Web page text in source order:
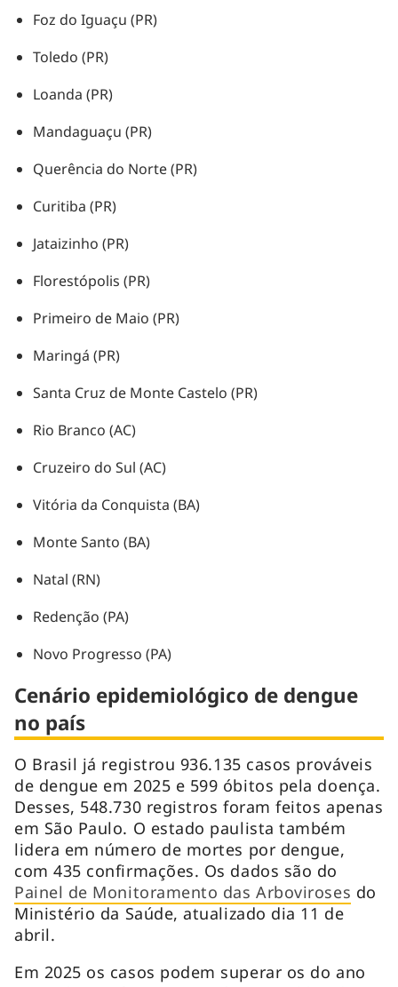
Foz do Iguaçu (PR)
Toledo (PR)
Loanda (PR)
Mandaguaçu (PR)
Querência do Norte (PR)
Curitiba (PR)
Jataizinho (PR)
Florestópolis (PR)
Primeiro de Maio (PR)
Maringá (PR)
Santa Cruz de Monte Castelo (PR)
Rio Branco (AC)
Cruzeiro do Sul (AC)
Vitória da Conquista (BA)
Monte Santo (BA)
Natal (RN)
Redenção (PA)
Novo Progresso (PA)
Cenário epidemiológico de dengue
no país
O Brasil já registrou 936.135 casos prováveis
de dengue em 2025 e 599 óbitos pela doença.
Desses, 548.730 registros foram feitos apenas
em São Paulo. O estado paulista também
lidera em número de mortes por dengue,
com 435 confirmações. Os dados são do
Painel de Monitoramento das Arboviroses do
Ministério da Saúde, atualizado dia 11 de
abril.
Em 2025 os casos podem superar os do ano